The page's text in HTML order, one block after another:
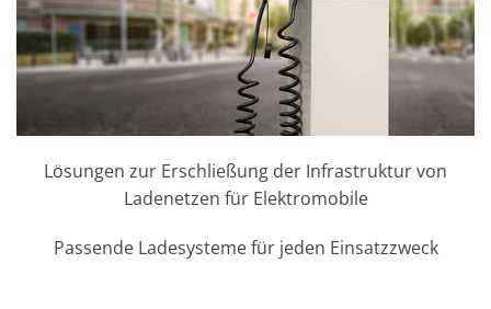
Lösungen zur Erschließung der Infrastruktur von
Ladenetzen für Elektromobile
Passende Ladesysteme für jeden Einsatzzweck